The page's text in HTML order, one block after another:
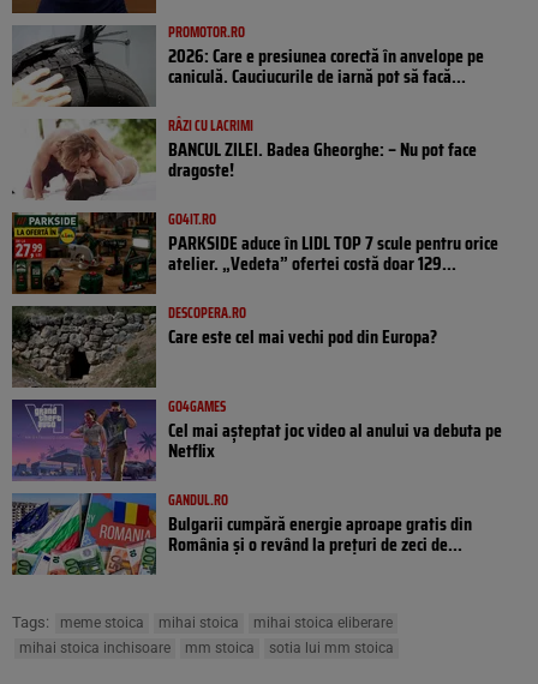
PROMOTOR.RO
2026: Care e presiunea corectă în anvelope pe
caniculă. Cauciucurile de iarnă pot să facă...
RÂZI CU LACRIMI
BANCUL ZILEI. Badea Gheorghe: – Nu pot face
dragoste!
GO4IT.RO
PARKSIDE aduce în LIDL TOP 7 scule pentru orice
atelier. „Vedeta” ofertei costă doar 129...
DESCOPERA.RO
Care este cel mai vechi pod din Europa?
GO4GAMES
Cel mai așteptat joc video al anului va debuta pe
Netflix
GANDUL.RO
Bulgarii cumpără energie aproape gratis din
România și o revând la prețuri de zeci de...
Tags: meme stoica mihai stoica
mihai stoica eliberare
mihai stoica inchisoare
mm stoica sotia lui mm stoica